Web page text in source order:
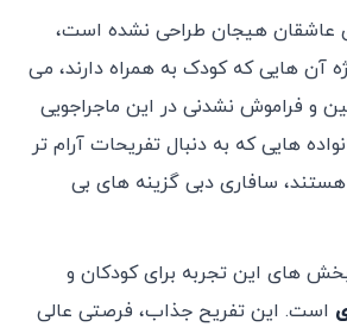
عاشقان هیجان طراحی نشده است،
آن‌ هایی که کودک به همراه دارند، می
و فراموش ‌نشدنی در این ماجراجویی
هایی که به دنبال تفریحات آرام‌ تر
سافاری دبی گزینه‌ های بی
‌های این تجربه برای کودکان و
است. این تفریح جذاب، فرصتی عالی